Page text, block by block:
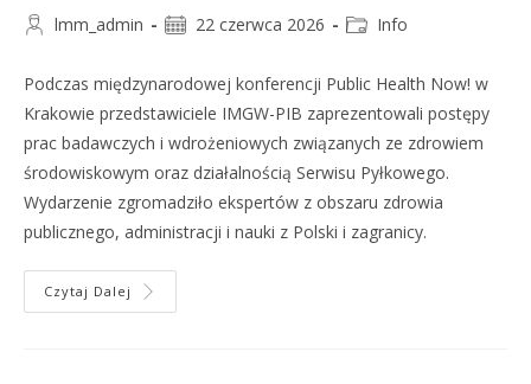
lmm_admin 22 czerwca 2026 Info
Podczas międzynarodowej konferencji Public Health Now! w
Krakowie przedstawiciele IMGW-PIB zaprezentowali postępy
prac badawczych i wdrożeniowych związanych ze zdrowiem
środowiskowym oraz działalnością Serwisu Pyłkowego.
Wydarzenie zgromadziło ekspertów z obszaru zdrowia
publicznego, administracji i nauki z Polski i zagranicy.
Czytaj Dalej